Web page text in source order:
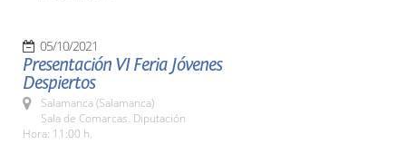
05/10/2021
Presentación VI Feria Jóvenes
Despiertos
Salamanca (Salamanca)
Sala de Comarcas. Diputación
Hora: 11:00 h.